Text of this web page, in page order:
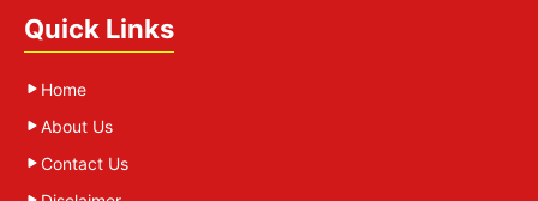
Quick Links
Home
About Us
Contact Us